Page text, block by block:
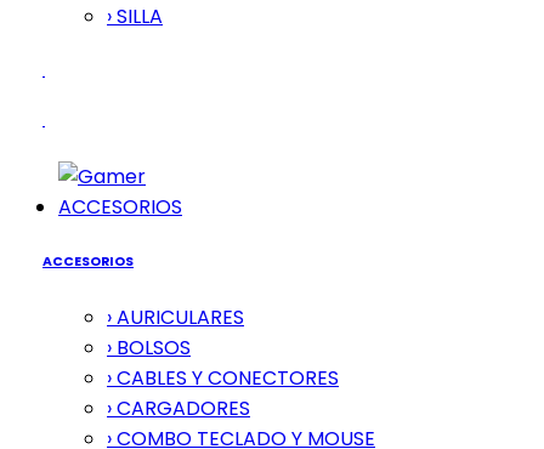
› SILLA
ACCESORIOS
ACCESORIOS
› AURICULARES
› BOLSOS
› CABLES Y CONECTORES
› CARGADORES
› COMBO TECLADO Y MOUSE